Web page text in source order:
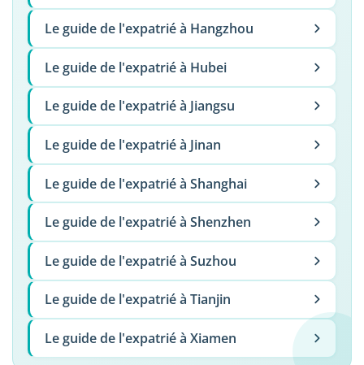
Le guide de l'expatrié à Hangzhou
Le guide de l'expatrié à Hubei
Le guide de l'expatrié à Jiangsu
Le guide de l'expatrié à Jinan
Le guide de l'expatrié à Shanghai
Le guide de l'expatrié à Shenzhen
Le guide de l'expatrié à Suzhou
Le guide de l'expatrié à Tianjin
Le guide de l'expatrié à Xiamen